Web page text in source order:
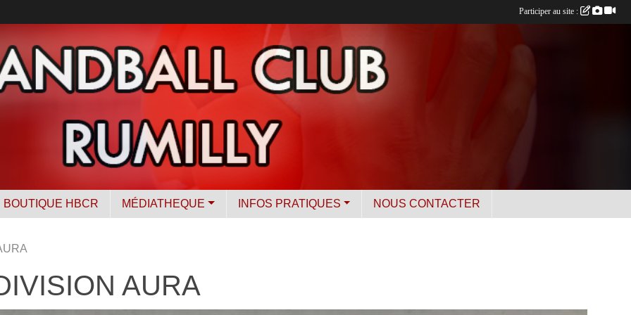
BOUTIQUE HBCR MÉDIATHEQUE INFOS PRATIQUES NOUS CONTACTER
AURA
Participer au site :